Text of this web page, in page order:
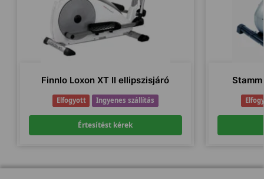
Finnlo Loxon XT II ellipszisjáró
Elfogyott Ingyenes szállítás
Értesítést kérek